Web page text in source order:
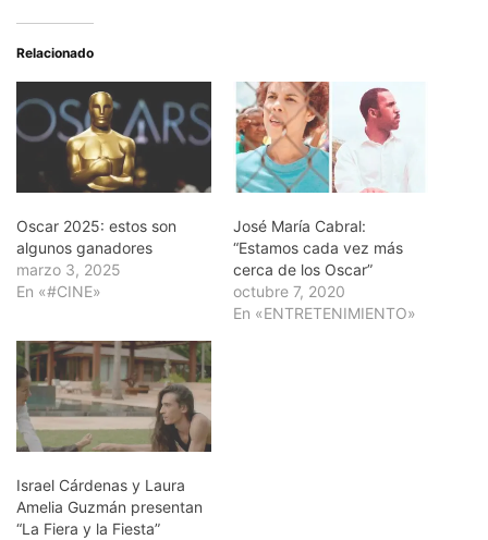
Relacionado
Oscar 2025: estos son
algunos ganadores
marzo 3, 2025
En «#CINE»
José María Cabral:
“Estamos cada vez más
cerca de los Oscar”
octubre 7, 2020
En «ENTRETENIMIENTO»
Israel Cárdenas y Laura
Amelia Guzmán presentan
“La Fiera y la Fiesta”